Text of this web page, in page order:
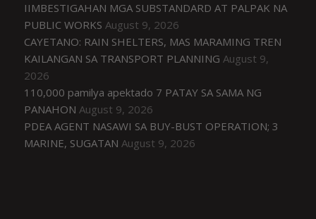
IIMBESTIGAHAN MGA SUBSTANDARD AT PALPAK NA
PUBLIC WORKS August 9, 2026
CAYETANO: RAIN SHELTERS, MAS MARAMING TREN
KAILANGAN SA TRANSPORT PLANNING August 9,
2026
110,000 pamilya apektado 7 PATAY SA SAMA NG
PANAHON August 9, 2026
PDEA AGENT NASAWI SA BUY-BUST OPERATION; 3
MARINE, SUGATAN August 9, 2026